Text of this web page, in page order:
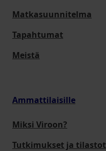
Matkasuunnitelma
Tapahtumat
Meistä
Ammattilaisille
Miksi Viroon?
Tutkimukset ja tilastot